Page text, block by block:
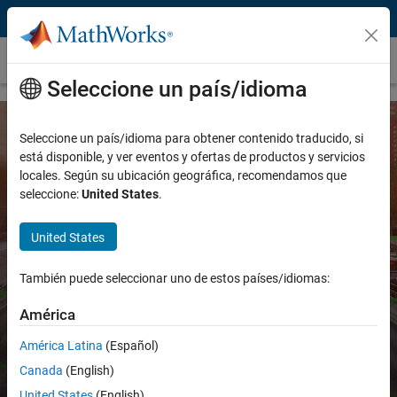
Saltar al contenido
Internet of Things
MATLAB y Simulink para aplicaciones
IoT
Prueba gratuita
Seleccione un país/idioma
Seleccione un país/idioma para obtener contenido traducido, si
está disponible, y ver eventos y ofertas de productos y servicios
locales. Según su ubicación geográfica, recomendamos que
seleccione:United States.
United States
También puede seleccionar uno de estos países/idiomas:
América
América Latina (Español)
Canada (English)